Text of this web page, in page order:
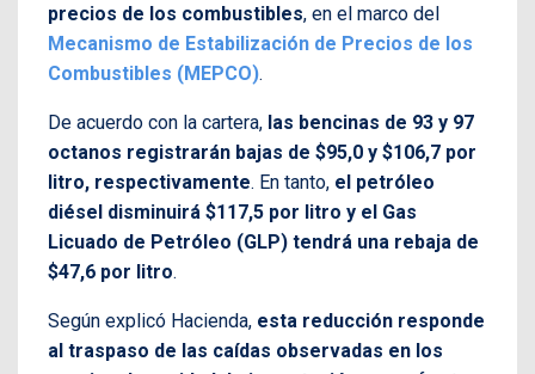
precios de los combustibles, en el marco del
Mecanismo de Estabilización de Precios de los
Combustibles (MEPCO).
De acuerdo con la cartera, las bencinas de 93 y 97
octanos registrarán bajas de $95,0 y $106,7 por
litro, respectivamente. En tanto, el petróleo
diésel disminuirá $117,5 por litro y el Gas
Licuado de Petróleo (GLP) tendrá una rebaja de
$47,6 por litro.
Según explicó Hacienda, esta reducción responde
al traspaso de las caídas observadas en los